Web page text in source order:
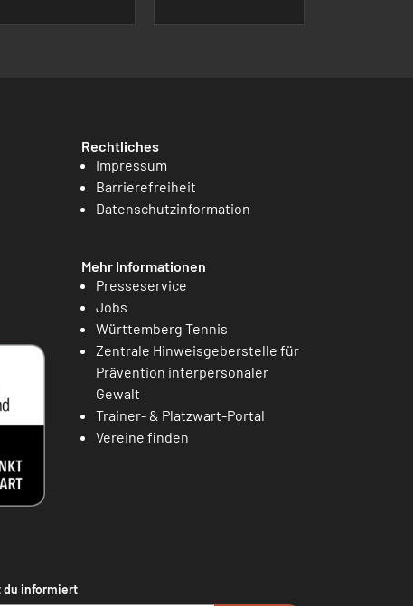
Rechtliches
Impressum
Barrierefreiheit
Datenschutzinformation
Mehr Informationen
Presseservice
Jobs
Württemberg Tennis
Zentrale Hinweisgeberstelle für
Prävention interpersonaler
Gewalt
Trainer- & Platzwart-Portal
Vereine finden
du informiert